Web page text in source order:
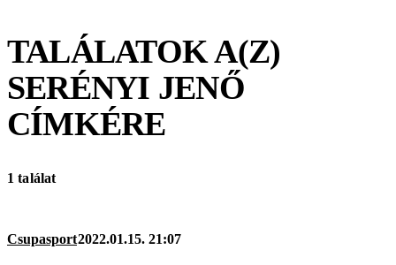
TALÁLATOK A(Z)
SERÉNYI JENŐ
CÍMKÉRE
1 találat
Csupasport2022.01.15. 21:07